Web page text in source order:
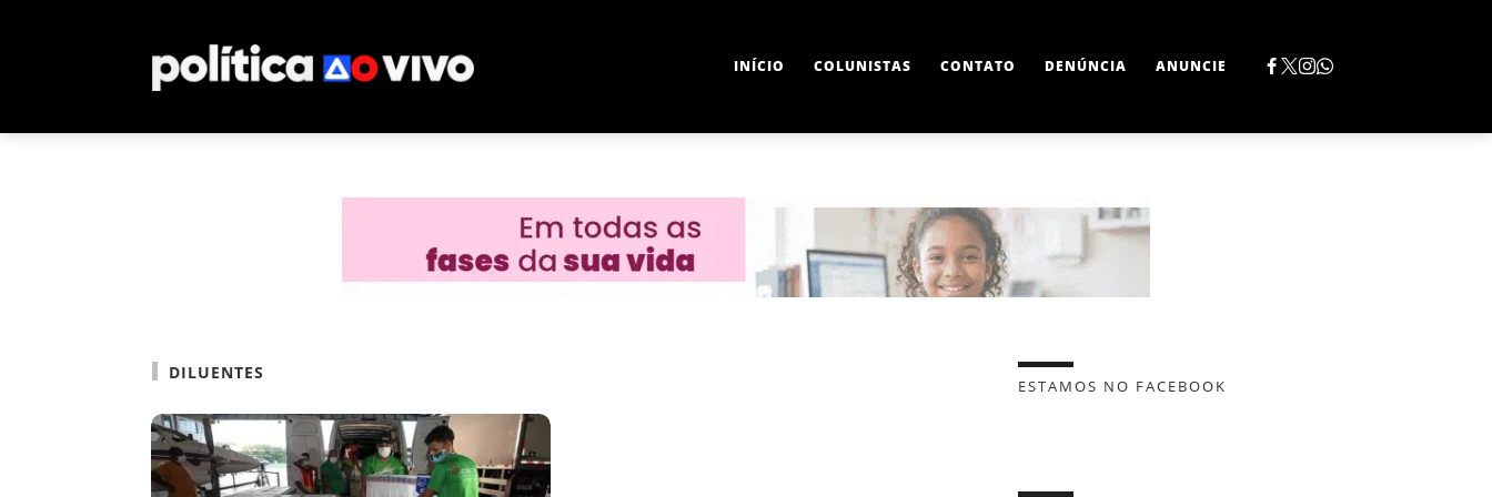
INÍCIO COLUNISTAS CONTATO DENÚNCIA ANUNCIE
DILUENTES
ESTAMOS NO FACEBOOK